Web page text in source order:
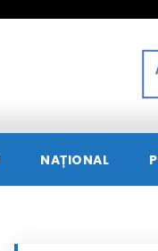
NAȚIONAL